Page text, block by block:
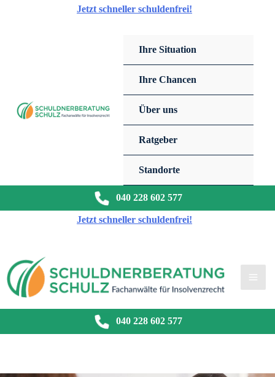
Jetzt schneller schuldenfrei!
Ihre Situation
Ihre Chancen
Über uns
Ratgeber
Standorte
040 228 602 577
Jetzt schneller schuldenfrei!
040 228 602 577